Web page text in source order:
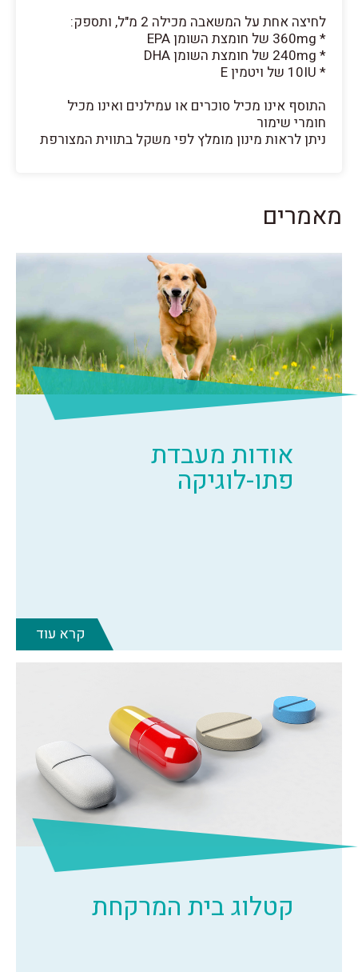
לחיצה אחת על המשאבה מכילה 2 מ"ל, ותספק:
* 360mg של חומצת השומן EPA
* 240mg של חומצת השומן DHA
* 10IU של ויטמין E
התוסף אינו מכיל סוכרים או עמילנים ואינו מכיל
חומרי שימור
ניתן לראות מינון מומלץ לפי משקל בתווית המצורפת
מאמרים
אודות מעבדת
פתו-לוגיקה
קרא עוד
קטלוג בית המרקחת